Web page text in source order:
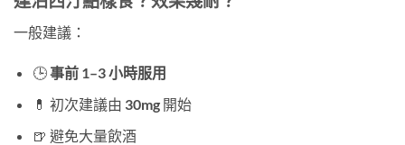
一般建議：
🕒事前 1–3 小時服用
💊 初次建議由 30mg開始
🍺 避免大量飲酒